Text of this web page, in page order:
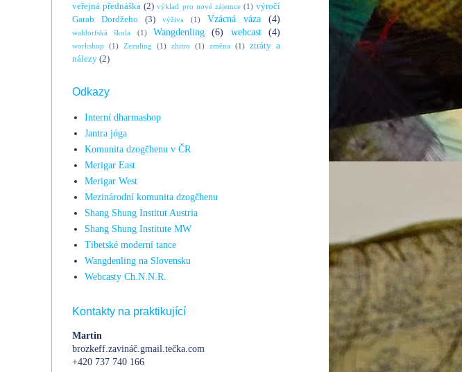
veřejná přednáška (2) výklad pro nové zájemce (1) výročí
Garab Dordžeho
(3) výživa (1) Vzácná váza (4)
waldorfská škola (1) Wangdenling (6) webcast (4)
workshop (1) Zezuling (1) zhitro (1) změna (1) ztráty a
nálezy (2)
Odkazy
Interní dharmashop
Jantra jóga
Komunita dzogčhenu v ČR
Merigar East
Merigar West
Mezinárodní komunita dzogčhenu
Shang Shung Institut Austria
Shang Shung Institute MW
Tibetské moderní tance
Wangdenling na Slovensku
Webcasty Ch.N.N.R.
Kontakty na praktikující
Martin
brozkeff.zavináč.gmail.tečka.com
+420 737 740 166